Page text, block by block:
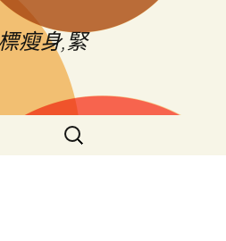
瘦身,緊
搜
尋